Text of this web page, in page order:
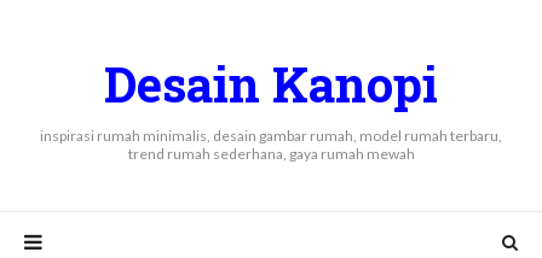
Desain Kanopi
inspirasi rumah minimalis, desain gambar rumah, model rumah terbaru,
trend rumah sederhana, gaya rumah mewah